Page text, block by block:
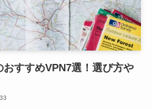
すすめVPN7選！選び方や
33